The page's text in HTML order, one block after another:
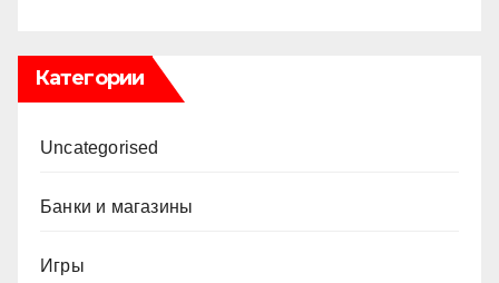
Категории
Uncategorised
Банки и магазины
Игры